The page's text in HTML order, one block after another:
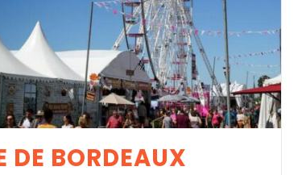
DE BORDEAUX